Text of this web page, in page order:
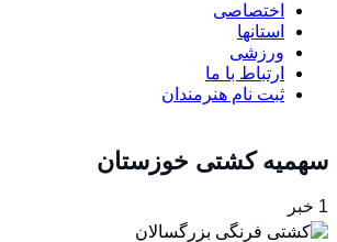
اختصاصی
استانها
ورزشی
ارتباط با ما
ثبت نام هنرمندان
سهمیه کشتی خوزستان
1 خبر